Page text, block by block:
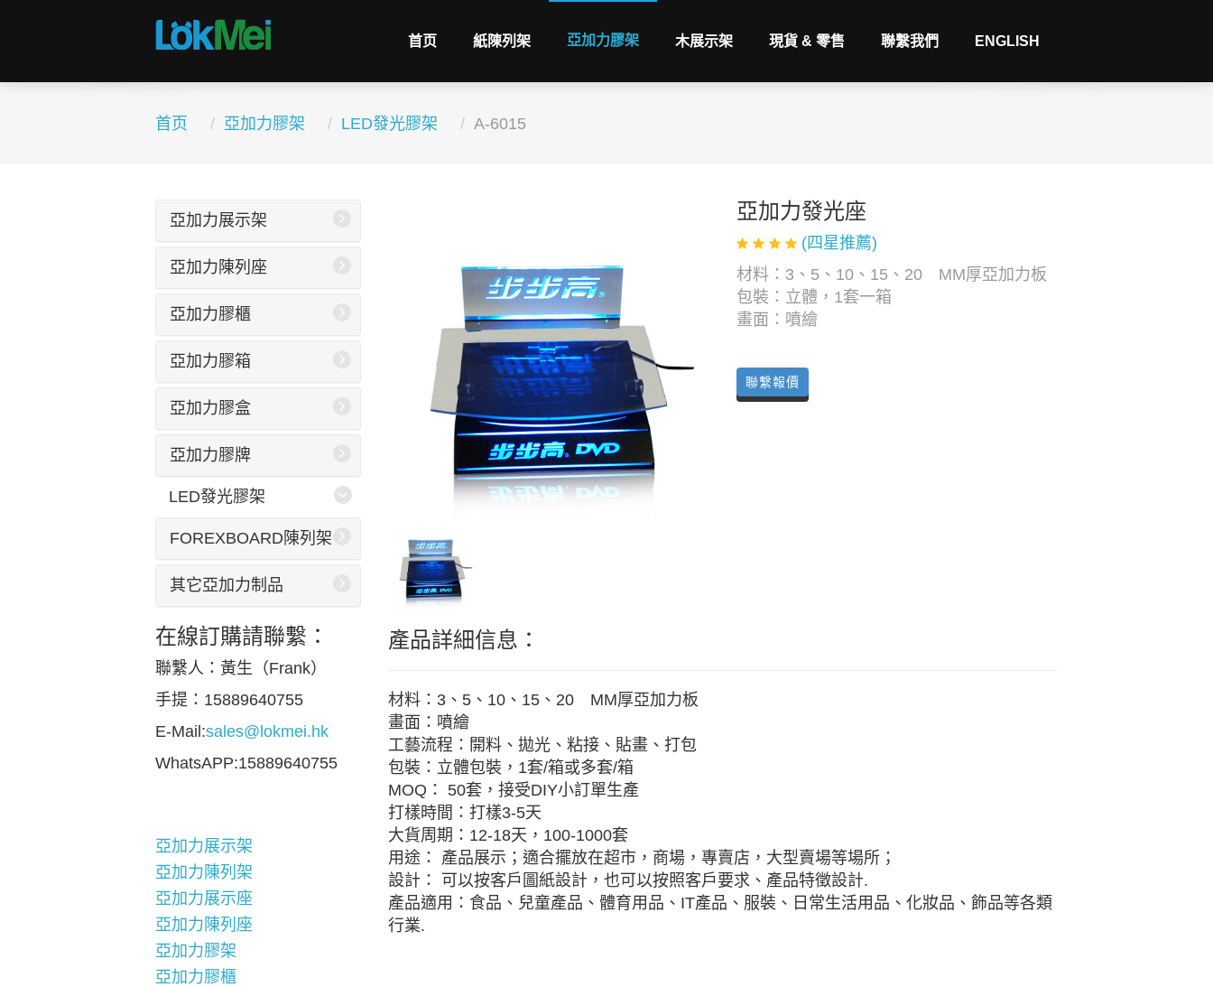
首页 紙陳列架 亞加力膠架 木展示架 現貨 & 零售 聯繫我們 ENGLISH
首页 亞加力膠架 LED發光膠架 A-6015
亞加力展示架
亞加力陳列座
亞加力膠櫃
亞加力膠箱
亞加力膠盒
亞加力膠牌
LED發光膠架
FOREXBOARD陳列架
其它亞加力制品
在線訂購請聯繫：
聯繫人：黃生（Frank）
手提：15889640755
E-Mail:sales@lokmei.hk
WhatsAPP:15889640755
亞加力展示架
亞加力陳列架
亞加力展示座
亞加力陳列座
亞加力膠架
亞加力膠櫃
亞加力發光座
(四星推薦)
材料：3、5、10、15、20 MM厚亞加力板
包裝：立體，1套一箱
畫面：噴繪
聯繫報價
產品詳細信息：
材料：3、5、10、15、20 MM厚亞加力板
畫面：噴繪
工藝流程：開料、拋光、粘接、貼畫、打包
包裝：立體包裝，1套/箱或多套/箱
MOQ： 50套，接受DIY小訂單生產
打樣時間：打樣3-5天
大貨周期：12-18天，100-1000套
用途： 產品展示；適合擺放在超市，商場，專賣店，大型賣場等場所；
設計： 可以按客戶圖紙設計，也可以按照客戶要求、產品特徵設計.
產品適用：食品、兒童產品、體育用品、IT產品、服裝、日常生活用品、化妝品、飾品等各類
行業.